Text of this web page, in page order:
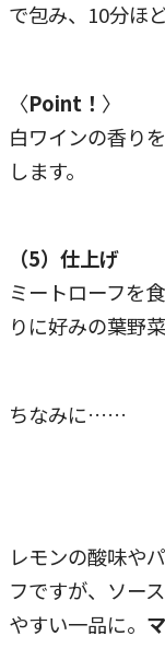
で包み、10分ほ
〈Point！ 〉
白ワインの香り
します。
（5）仕上げ
ミートローフを
りに好みの葉野
ちなみに……
レモンの酸味や
フですが、ソー
やすい一品に。